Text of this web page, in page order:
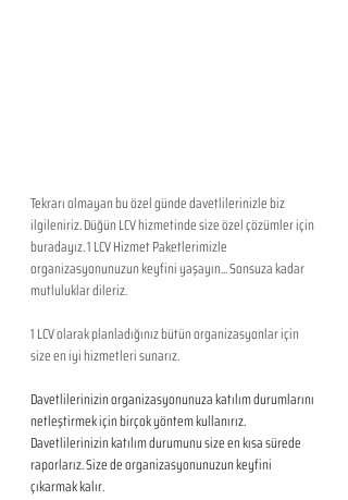
Tekrarı olmayan bu özel günde davetlilerinizle biz
ilgileniriz. Düğün LCV hizmetinde size özel çözümler için
buradayız. 1 LCV Hizmet Paketlerimizle
organizasyonunuzun keyfini yaşayın... Sonsuza kadar
mutluluklar dileriz.
1 LCV olarak planladığınız bütün organizasyonlar için
size en iyi hizmetleri sunarız.
Davetlilerinizin organizasyonunuza katılım durumlarını
netleştirmek için birçok yöntem kullanırız.
Davetlilerinizin katılım durumunu size en kısa sürede
raporlarız. Size de organizasyonunuzun keyfini
çıkarmak kalır.